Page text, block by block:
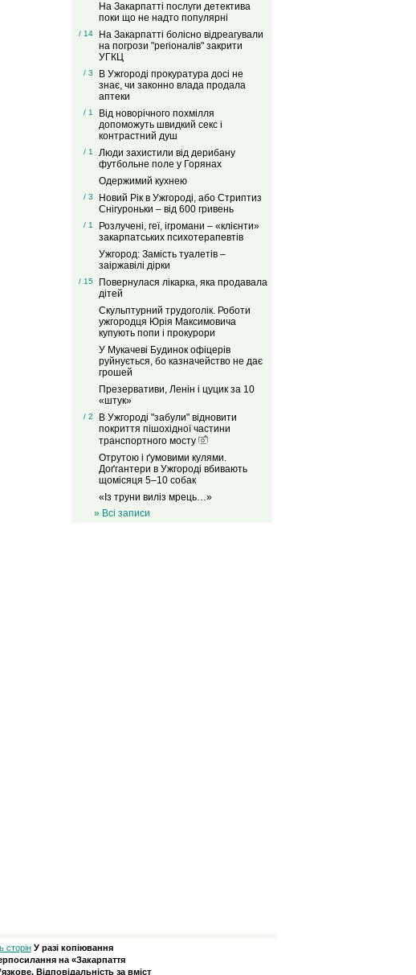
На Закарпатті послуги детектива
поки що не надто популярні
/ 14
На Закарпатті болісно відреагували
на погрози "регіоналів" закрити
УГКЦ
/ 3
В Ужгороді прокуратура досі не
знає, чи законно влада продала
аптеки
/ 1
Від новорічного похмілля
допоможуть швидкий секс і
контрастний душ
/ 1
Люди захистили від дерибану
футбольне поле у Горянах
Одержимий кухнею
/ 3
Новий Рік в Ужгороді, або Стриптиз
Снігуроньки – від 600 гривень
/ 1
Розлучені, геї, ігромани – «клієнти»
закарпатських психотерапевтів
Ужгород: Замість туалетів –
заіржавілі дірки
/ 15
Повернулася лікарка, яка продавала
дітей
Скульптурний трудоголік. Роботи
ужгородця Юрія Максимовича
купують попи і прокурори
У Мукачеві Будинок офіцерів
руйнується, бо казначейство не дає
грошей
Презервативи, Ленін і цуцик за 10
«штук»
/ 2
В Ужгороді "забули" відновити
покриття пішохідної частини
транспортного мосту
Отрутою і ґумовими кулями.
Доґгантери в Ужгороді вбивають
щомісяця 5–10 собак
«Із труни виліз мрець…»
» Всі записи
сторін У разі копіювання
на «Закарпаття
Відповідальність за вміст